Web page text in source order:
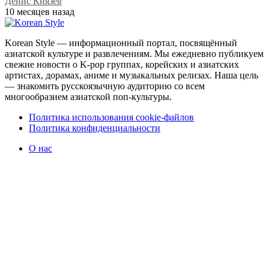
10 месяцев назад
Korean Style — информационный портал, посвящённый
азиатской культуре и развлечениям. Мы ежедневно публикуем
свежие новости о K-pop группах, корейских и азиатских
артистах, дорамах, аниме и музыкальных релизах. Наша цель
— знакомить русскоязычную аудиторию со всем
многообразием азиатской поп-культуры.
Политика использования cookie-файлов
Политика конфиденциальности
О нас